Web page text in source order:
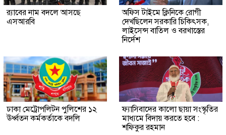
র‍্যাবের নাম বদলে আসছে
এসআরবি
অফিস টাইমে ক্লিনিকে রোগী
দেখছিলেন সরকারি চিকিৎসক,
লাইসেন্স বাতিল ও বরখাস্তের
নির্দেশ
ঢাকা মেট্রোপলিটন পুলিশের ১২
ঊর্ধ্বতন কর্মকর্তাকে বদলি
ফ্যাসিবাদের কালো ছায়া সংস্কৃতির
মাধ্যমে বিদায় করতে হবে :
শফিকুর রহমান